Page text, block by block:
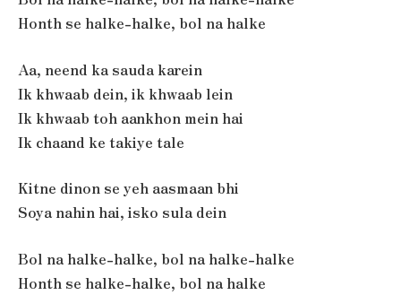
Honth se halke-halke, bol na halke
Aa, neend ka sauda karein
Ik khwaab dein, ik khwaab lein
Ik khwaab toh aankhon mein hai
Ik chaand ke takiye tale
Kitne dinon se yeh aasmaan bhi
Soya nahin hai, isko sula dein
Bol na halke-halke, bol na halke-halke
Honth se halke-halke, bol na halke